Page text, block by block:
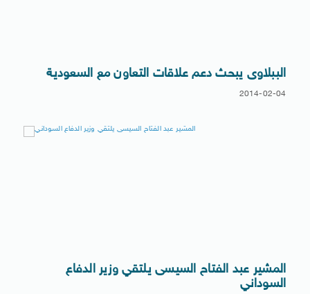
الببلاوى يبحث دعم علاقات التعاون مع السعودية
2014-02-04
المشير عبد الفتاح السيسى يلتقي وزير الدفاع
السوداني